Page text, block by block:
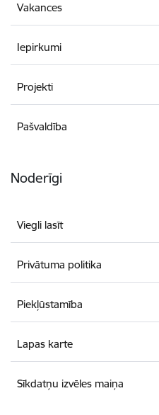
Vakances
Iepirkumi
Projekti
Pašvaldība
Noderīgi
Viegli lasīt
Privātuma politika
Piekļūstamība
Lapas karte
Sīkdatņu izvēles maiņa